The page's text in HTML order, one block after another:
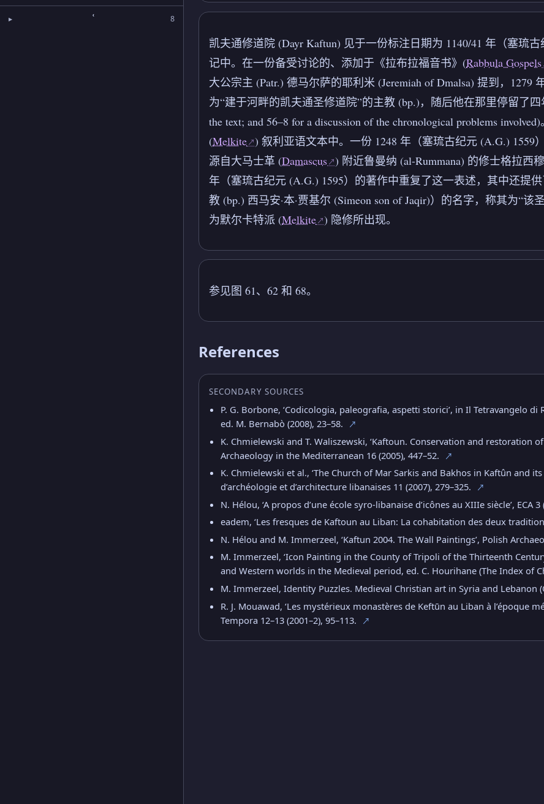
ʿ 8
凯夫通修道院 (Dayr Kaftun) 见于一份标注日期为 1140/41 年（塞琉
记中。在一份备受讨论的、添加于《拉布拉福音书》(Rabbula Gospels
大公宗主 (Patr.) 德马尔萨的耶利米 (Jeremiah of Dmalsa) 提到，
为“建于河畔的凯夫通圣修道院”的主教 (bp.)，随后他在那里停留了
the text; and 56–8 for a discussion of the chronological problems
(Melkite ) 叙利亚语文本中。一份 1248 年（塞琉古纪元 (A.G.) 1559
源自大马士革 (Damascus ) 附近鲁曼纳 (al-Rummana) 的修士格拉西
年（塞琉古纪元 (A.G.) 1595）的著作中重复了这一表述，其中还提供
教 (bp.) 西马安·本·贾基尔 (Simeon son of Jaqir)）的名字，称其为“
为默尔卡特派 (Melkite ) 隐修所出现。
参见图 61、62 和 68。
References
SECONDARY SOURCES
P. G. Borbone, ‘Codicologia, paleografia, aspetti storici’, in Il Tetravangelo
ed. M. Bernabò (2008), 23–58.
↗
K. Chmielewski and T. Waliszewski, ‘Kaftoun. Conservation and restoration
Archaeology in the Mediterranean 16 (2005), 447–52.
↗
K. Chmielewski et al., ‘The Church of Mar Sarkis and Bakhos in Kaftûn and
d’archéologie et d’architecture libanaises 11 (2007), 279–325.
↗
N. Hélou, ‘A propos d’une école syro-libanaise d’icônes au XIIIe siècle’, ECA 3
eadem, ‘Les fresques de Kaftoun au Liban: La cohabitation des deux
N. Hélou and M. Immerzeel, ‘Kaftun 2004. The Wall Paintings’, Polish
M. Immerzeel, ‘Icon Painting in the County of Tripoli of the Thirteenth
and Western worlds in the Medieval period, ed. C. Hourihane (The Index of
M. Immerzeel, Identity Puzzles. Medieval Christian art in Syria and Lebanon
R. J. Mouawad, ‘Les mystérieux monastères de Keftūn au Liban à l’époque
Tempora 12–13 (2001–2), 95–113.
↗